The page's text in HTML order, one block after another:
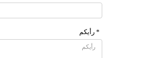
* رأیکم